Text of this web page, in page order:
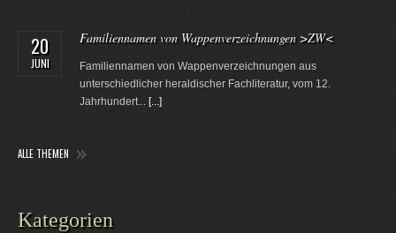
20
JUNI
Familiennamen von Wappenverzeichnungen >ZW<
Familiennamen von Wappenverzeichnungen aus
unterschiedlicher heraldischer Fachliteratur, vom 12.
Jahrhundert... [...]
ALLE THEMEN
Kategorien